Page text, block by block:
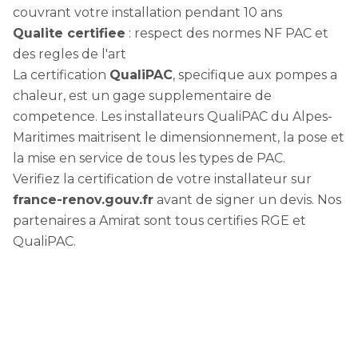
couvrant votre installation pendant 10 ans
Qualite certifiee : respect des normes NF PAC et
des regles de l'art
La certification QualiPAC, specifique aux pompes a
chaleur, est un gage supplementaire de
competence. Les installateurs QualiPAC du Alpes-
Maritimes maitrisent le dimensionnement, la pose et
la mise en service de tous les types de PAC.
Verifiez la certification de votre installateur sur
france-renov.gouv.fr avant de signer un devis. Nos
partenaires a Amirat sont tous certifies RGE et
QualiPAC.